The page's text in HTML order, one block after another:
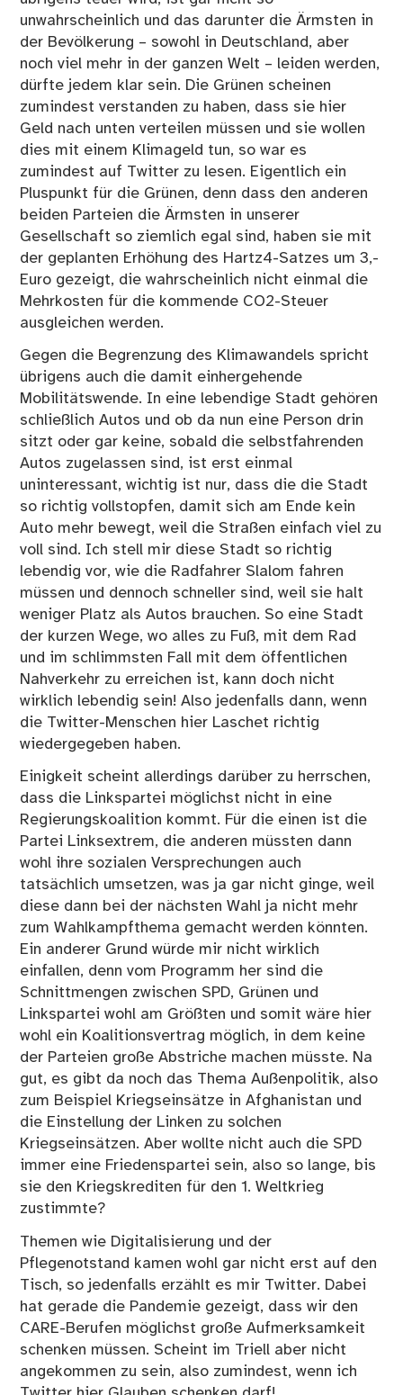
unwahrscheinlich und das darunter die Ärmsten in
der Bevölkerung – sowohl in Deutschland, aber
noch viel mehr in der ganzen Welt – leiden werden,
dürfte jedem klar sein. Die Grünen scheinen
zumindest verstanden zu haben, dass sie hier
Geld nach unten verteilen müssen und sie wollen
dies mit einem Klimageld tun, so war es
zumindest auf Twitter zu lesen. Eigentlich ein
Pluspunkt für die Grünen, denn dass den anderen
beiden Parteien die Ärmsten in unserer
Gesellschaft so ziemlich egal sind, haben sie mit
der geplanten Erhöhung des Hartz4-Satzes um 3,-
Euro gezeigt, die wahrscheinlich nicht einmal die
Mehrkosten für die kommende CO2-Steuer
ausgleichen werden.
Gegen die Begrenzung des Klimawandels spricht
übrigens auch die damit einhergehende
Mobilitätswende. In eine lebendige Stadt gehören
schließlich Autos und ob da nun eine Person drin
sitzt oder gar keine, sobald die selbstfahrenden
Autos zugelassen sind, ist erst einmal
uninteressant, wichtig ist nur, dass die die Stadt
so richtig vollstopfen, damit sich am Ende kein
Auto mehr bewegt, weil die Straßen einfach viel zu
voll sind. Ich stell mir diese Stadt so richtig
lebendig vor, wie die Radfahrer Slalom fahren
müssen und dennoch schneller sind, weil sie halt
weniger Platz als Autos brauchen. So eine Stadt
der kurzen Wege, wo alles zu Fuß, mit dem Rad
und im schlimmsten Fall mit dem öffentlichen
Nahverkehr zu erreichen ist, kann doch nicht
wirklich lebendig sein! Also jedenfalls dann, wenn
die Twitter-Menschen hier Laschet richtig
wiedergegeben haben.
Einigkeit scheint allerdings darüber zu herrschen,
dass die Linkspartei möglichst nicht in eine
Regierungskoalition kommt. Für die einen ist die
Partei Linksextrem, die anderen müssten dann
wohl ihre sozialen Versprechungen auch
tatsächlich umsetzen, was ja gar nicht ginge, weil
diese dann bei der nächsten Wahl ja nicht mehr
zum Wahlkampfthema gemacht werden könnten.
Ein anderer Grund würde mir nicht wirklich
einfallen, denn vom Programm her sind die
Schnittmengen zwischen SPD, Grünen und
Linkspartei wohl am Größten und somit wäre hier
wohl ein Koalitionsvertrag möglich, in dem keine
der Parteien große Abstriche machen müsste. Na
gut, es gibt da noch das Thema Außenpolitik, also
zum Beispiel Kriegseinsätze in Afghanistan und
die Einstellung der Linken zu solchen
Kriegseinsätzen. Aber wollte nicht auch die SPD
immer eine Friedenspartei sein, also so lange, bis
sie den Kriegskrediten für den 1. Weltkrieg
zustimmte?
Themen wie Digitalisierung und der
Pflegenotstand kamen wohl gar nicht erst auf den
Tisch, so jedenfalls erzählt es mir Twitter. Dabei
hat gerade die Pandemie gezeigt, dass wir den
CARE-Berufen möglichst große Aufmerksamkeit
schenken müssen. Scheint im Triell aber nicht
angekommen zu sein, also zumindest, wenn ich